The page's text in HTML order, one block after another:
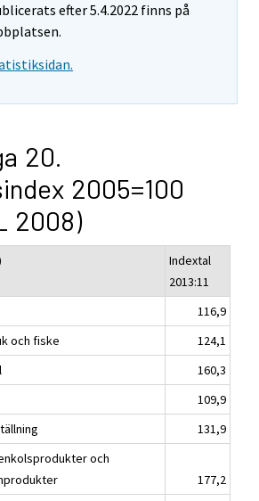
efter 5.4.2022 finns på
20.
2005=100
2008)
Indextal
2013:11
116,9
och fiske
124,1
160,3
109,9
131,9
och
177,2